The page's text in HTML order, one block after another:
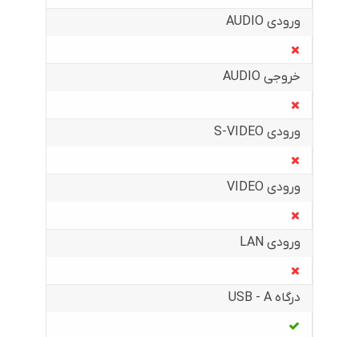
ورودی AUDIO
خروجی AUDIO
ورودی S-VIDEO
ورودی VIDEO
ورودی LAN
درگاه USB - A